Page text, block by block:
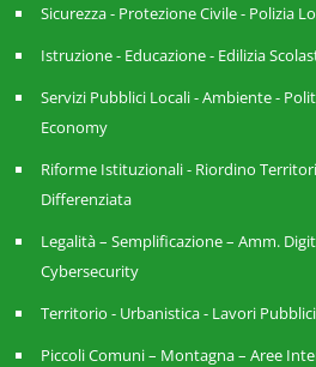
Sicurezza - Protezione Civile - Polizia
Istruzione - Educazione - Edilizia
Servizi Pubblici Locali - Ambiente -
Economy
Riforme Istituzionali - Riordino
Differenziata
Legalità – Semplificazione – Amm.
Cybersecurity
Territorio - Urbanistica - Lavori
Piccoli Comuni – Montagna – Aree